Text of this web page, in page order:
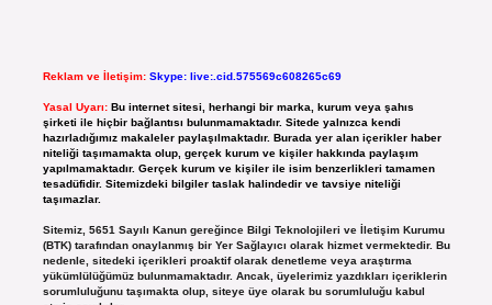
Reklam ve İletişim: Skype: live:.cid.575569c608265c69
Yasal Uyarı: Bu internet sitesi, herhangi bir marka, kurum veya şahıs
şirketi ile hiçbir bağlantısı bulunmamaktadır. Sitede yalnızca kendi
hazırladığımız makaleler paylaşılmaktadır. Burada yer alan içerikler haber
niteliği taşımamakta olup, gerçek kurum ve kişiler hakkında paylaşım
yapılmamaktadır. Gerçek kurum ve kişiler ile isim benzerlikleri tamamen
tesadüfidir. Sitemizdeki bilgiler taslak halindedir ve tavsiye niteliği
taşımazlar.
Sitemiz, 5651 Sayılı Kanun gereğince Bilgi Teknolojileri ve İletişim Kurumu
(BTK) tarafından onaylanmış bir Yer Sağlayıcı olarak hizmet vermektedir. Bu
nedenle, sitedeki içerikleri proaktif olarak denetleme veya araştırma
yükümlülüğümüz bulunmamaktadır. Ancak, üyelerimiz yazdıkları içeriklerin
sorumluluğunu taşımakta olup, siteye üye olarak bu sorumluluğu kabul